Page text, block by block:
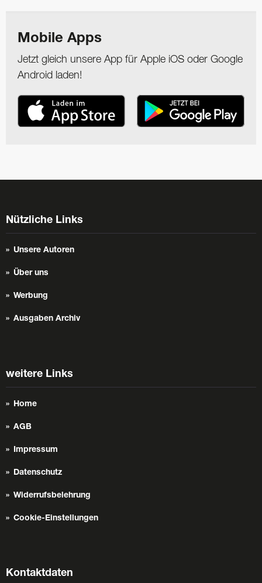
Mobile Apps
Jetzt gleich unsere App für Apple iOS oder Google
Android laden!
Nützliche Links
Unsere Autoren
Über uns
Werbung
Ausgaben Archiv
weitere Links
Home
AGB
Impressum
Datenschutz
Widerrufsbelehrung
Cookie-Einstellungen
Kontaktdaten